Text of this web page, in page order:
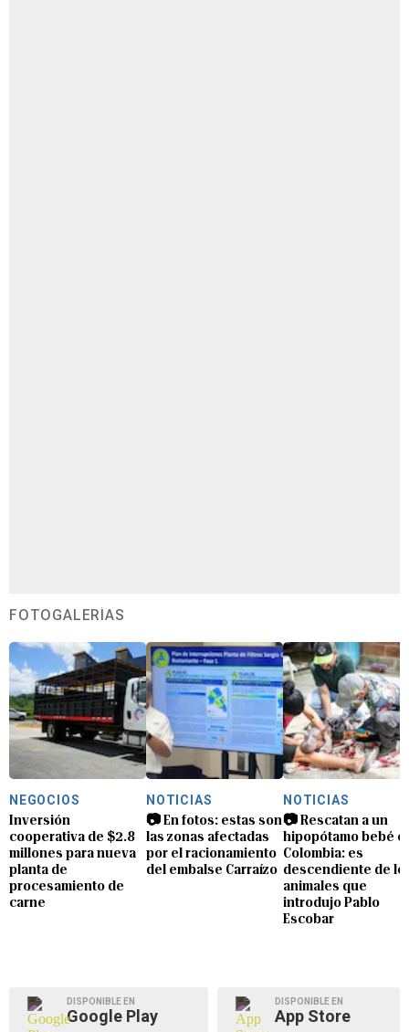
FOTOGALERÍAS
NEGOCIOS
Inversión
cooperativa de $2.8
millones para nueva
planta de
procesamiento de
carne
NOTICIAS
📷 En fotos: estas son
las zonas afectadas
por el racionamiento
del embalse Carraízo
NOTICIAS
📷 Rescatan a un
hipopótamo bebé
Colombia: es
descendiente de
animales que
introdujo Pablo
Escobar
DISPONIBLE EN
Google Play
DISPONIBLE EN
App Store